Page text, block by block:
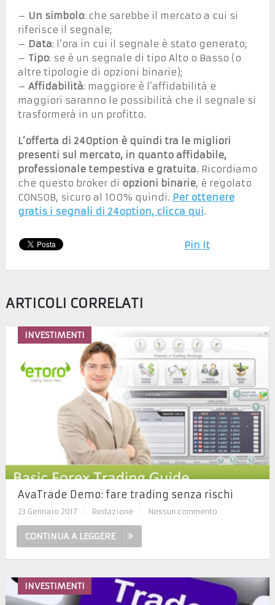
– Un simbolo: che sarebbe il mercato a cui si
riferisce il segnale;
– Data: l’ora in cui il segnale è stato generato;
– Tipo: se è un segnale di tipo Alto o Basso (o
altre tipologie di opzioni binarie);
– Affidabilità: maggiore è l’affidabilità e
maggiori saranno le possibilità che il segnale si
trasformerà in un profitto.
L’offerta di 24Option è quindi tra le migliori
presenti sul mercato, in quanto affidabile,
professionale tempestiva e gratuita. Ricordiamo
che questo broker di opzioni binarie, è regolato
CONSOB, sicuro al 100% quindi. Per ottenere
gratis i segnali di 24option, clicca qui.
Pin It
ARTICOLI CORRELATI
INVESTIMENTI
AvaTrade Demo: fare trading senza rischi
23 Gennaio 2017 Redazione Nessun commento
CONTINUA A LEGGERE
INVESTIMENTI